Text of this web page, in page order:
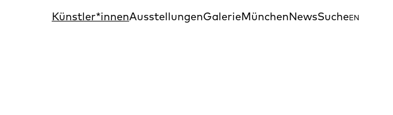
Künstler*innenAusstellungenGalerieMünchenNewsSucheEN